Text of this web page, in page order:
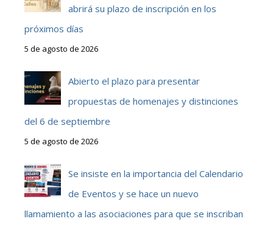
abrirá su plazo de inscripción en los
próximos días
5 de agosto de 2026
Abierto el plazo para presentar
propuestas de homenajes y distinciones
del 6 de septiembre
5 de agosto de 2026
Se insiste en la importancia del Calendario
de Eventos y se hace un nuevo
llamamiento a las asociaciones para que se inscriban